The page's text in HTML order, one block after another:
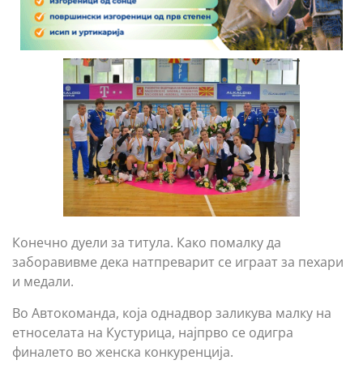
Конечно дуели за титула. Како помалку да
заборавивме дека натпреварит се играат за пехари
и медали.
Во Автокоманда, која однадвор заликува малку на
етноселата на Кустурица, најпрво се одигра
финалето во женска конкуренција.